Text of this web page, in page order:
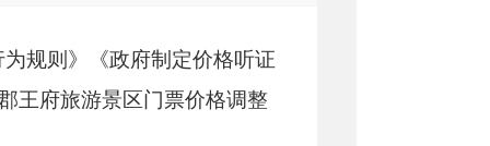
规则》《政府制定价格听证
王府旅游景区门票价格调整